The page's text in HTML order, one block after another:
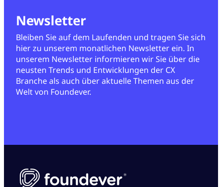
Newsletter
Bleiben Sie auf dem Laufenden und tragen Sie sich
hier zu unserem monatlichen Newsletter ein. In
unserem Newsletter informieren wir Sie über die
neusten Trends und Entwicklungen der CX
Branche als auch über aktuelle Themen aus der
Welt von Foundever.